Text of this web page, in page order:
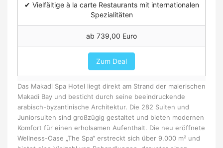
✔ Vielfältige à la carte Restaurants mit internationalen
Spezialitäten
ab 739,00 Euro
Zum Deal
Das Makadi Spa Hotel liegt direkt am Strand der malerischen
Makadi Bay und besticht durch seine beeindruckende
arabisch-byzantinische Architektur. Die 282 Suiten und
Juniorsuiten sind großzügig gestaltet und bieten modernen
Komfort für einen erholsamen Aufenthalt. Die neu eröffnete
Wellness-Oase „The Spa“ erstreckt sich über 9.000 m² und